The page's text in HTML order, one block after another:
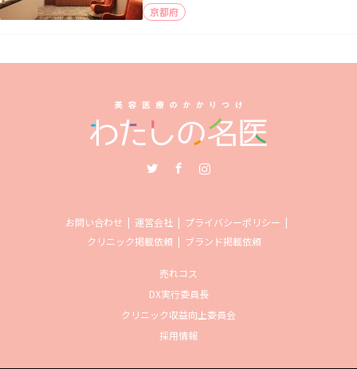
京都府
お問い合わせ 運営会社
プライバシーポリシー
クリニック掲載依頼
ブランド掲載依頼
売れコス
DX実行委員長
クリニック収益向上委員会
採用情報